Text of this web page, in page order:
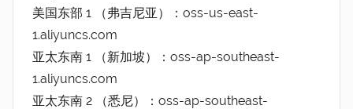
美国东部 1 （弗吉尼亚）：oss-us-east-
1.aliyuncs.com
亚太东南 1 （新加坡）：oss-ap-southeast-
1.aliyuncs.com
亚太东南 2 （悉尼）：oss-ap-southeast-